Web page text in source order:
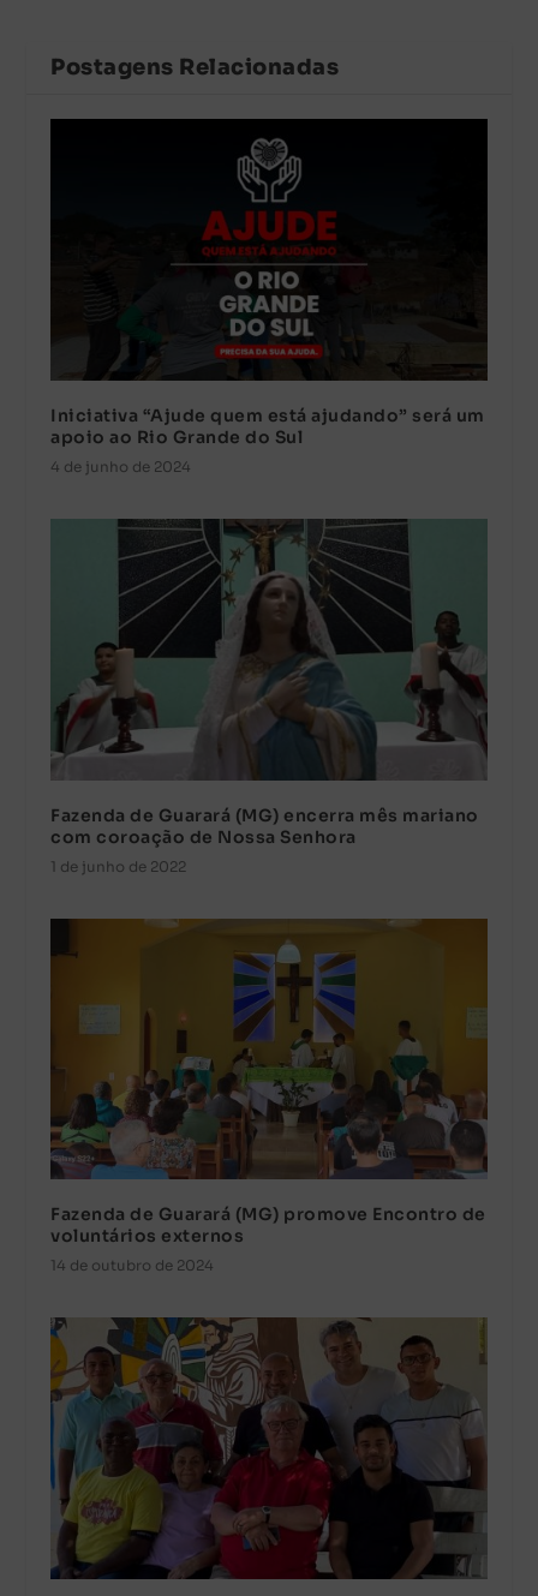
Postagens Relacionadas
Iniciativa “Ajude quem está ajudando” será um
apoio ao Rio Grande do Sul
4 de junho de 2024
Fazenda de Guarará (MG) encerra mês mariano
com coroação de Nossa Senhora
1 de junho de 2022
Fazenda de Guarará (MG) promove Encontro de
voluntários externos
14 de outubro de 2024